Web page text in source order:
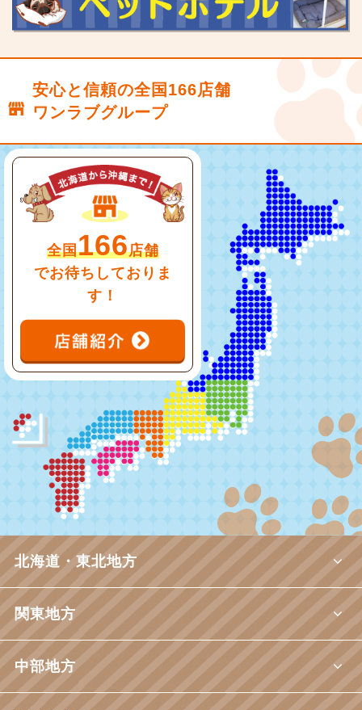
安心と信頼の全国166店舗
ワンラブグループ
全国166店舗
でお待ちしておりま
す！
北海道・東北地方
関東地方
中部地方